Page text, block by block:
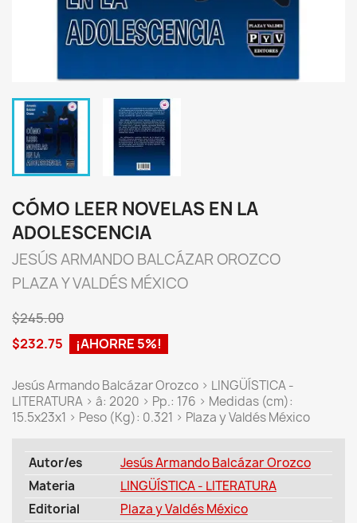
CÓMO LEER NOVELAS EN LA
ADOLESCENCIA
JESÚS ARMANDO BALCÁZAR OROZCO
PLAZA Y VALDÉS MÉXICO
$245.00
$232.75
¡AHORRE 5%!
Jesús Armando Balcázar Orozco > LINGÜÍSTICA -
LITERATURA > â: 2020 > Pp.: 176 > Medidas (cm):
15.5x23x1 > Peso (Kg): 0.321 > Plaza y Valdés México
Autor/es
Jesús Armando Balcázar Orozco
Materia
LINGÜÍSTICA - LITERATURA
Editorial
Plaza y Valdés México